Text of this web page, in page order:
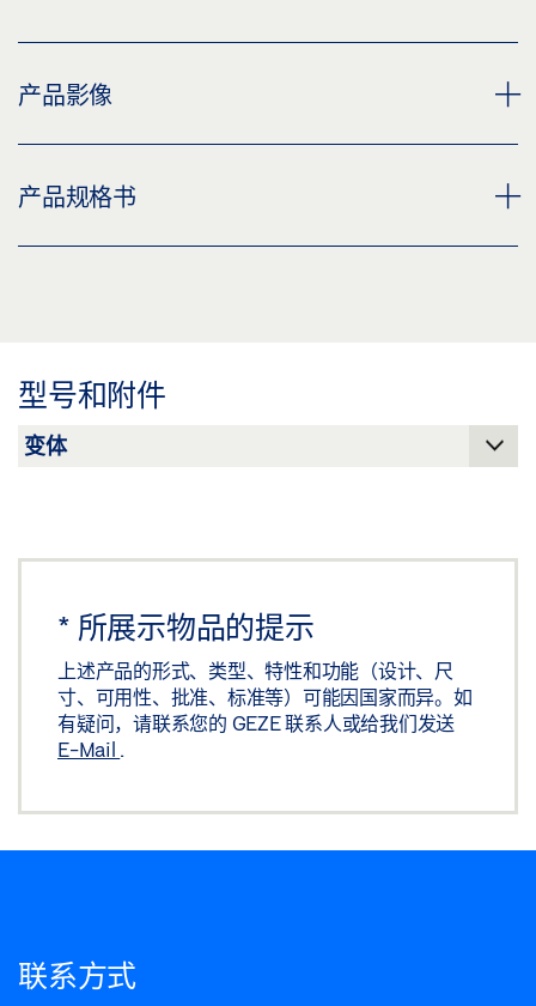
产品影像
盖泽电机锁 MST 210
产品规格书
型号和附件
* 所展示物品的提示
上述产品的形式、类型、特性和功能（设计、尺
寸、可用性、批准、标准等）可能因国家而异。如
有疑问，请联系您的 GEZE 联系人或给我们发送
E-Mail
联系方式